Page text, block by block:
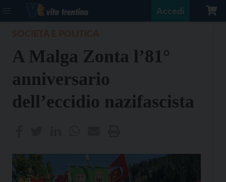
Accedi
A Malga Zonta l’81°
anniversario
dell’eccidio nazifascista